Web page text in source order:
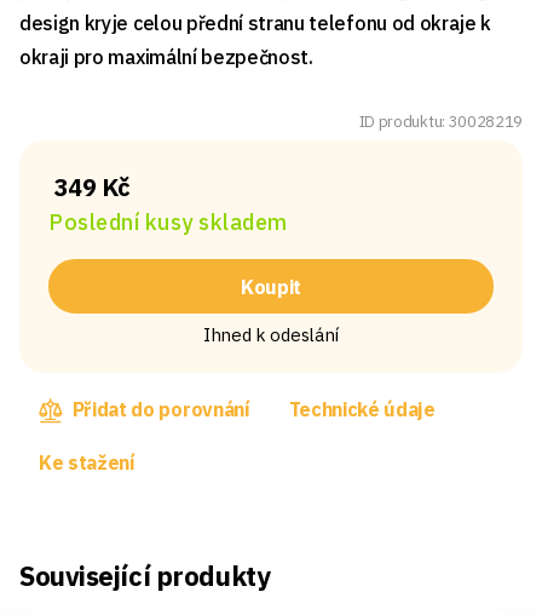
design kryje celou přední stranu telefonu od okraje k
okraji pro maximální bezpečnost.
ID produktu: 30028219
349 Kč
Poslední kusy skladem
Koupit
Ihned k odeslání
Přidat do porovnání Technické údaje
Ke stažení
Související produkty